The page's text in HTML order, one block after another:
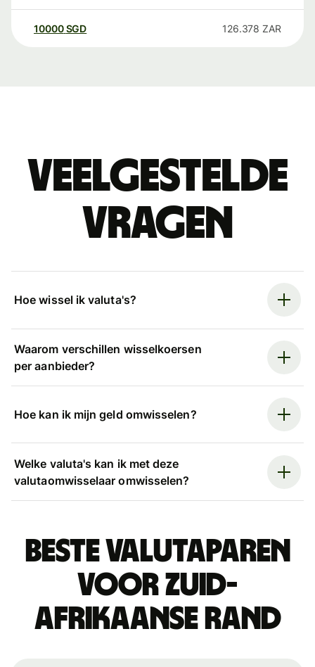
10000 SGD 126.378 ZAR
Veelgestelde
vragen
Hoe wissel ik valuta's?
Waarom verschillen wisselkoersen
per aanbieder?
Hoe kan ik mijn geld omwisselen?
Welke valuta's kan ik met deze
valutaomwisselaar omwisselen?
Beste valutaparen
voor Zuid-
Afrikaanse rand